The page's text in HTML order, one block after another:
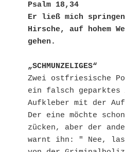
Psalm 18,34
Er ließ mich
Hirsche, auf hohem
gehen.
„SCHMUNZELIGES“
Zwei ostfriesische
ein falsch geparktes
Aufkleber mit der
Der eine möchte
zücken, aber der
warnt ihn: " Nee,